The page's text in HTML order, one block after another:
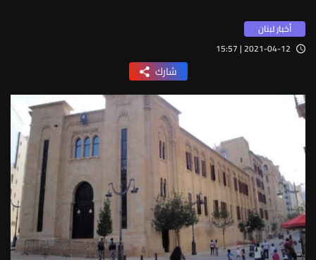
أخبار لبنان
2021-04-12 | 15:57
شارك